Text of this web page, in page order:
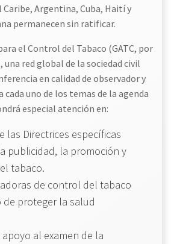
Argentina, Cuba, Haití y
permanecen sin ratificar.
el Control del Tabaco (GATC, por
una red global de la sociedad civil
en calidad de observador y
cada uno de los temas de la agenda
especial atención en:
las Directrices específicas
publicidad, la promoción y
tabaco.
de control del tabaco
de proteger la salud
al examen de la